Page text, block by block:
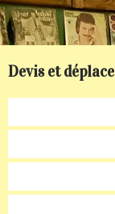
Devis et